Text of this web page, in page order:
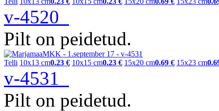
v-4520
Pilt on peidetud.
Telli 10x13 cm0.23 € 10x15 cm0.23 € 15x20 cm0.69 € 15x23 cm
v-4531
Pilt on peidetud.